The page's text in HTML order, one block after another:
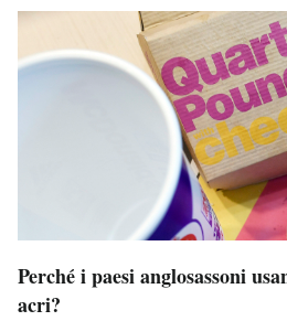
Perché i paesi anglosassoni
acri?